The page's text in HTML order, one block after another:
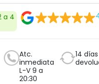
a 4
Atc.
inmediata
L-V 9 a
20:30
14 días